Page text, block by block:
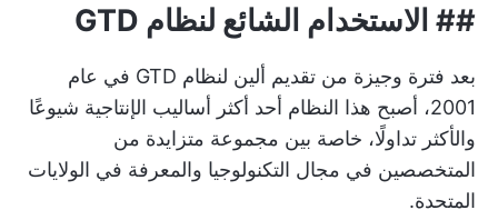
## الاستخدام الشائع لنظام GTD
بعد فترة وجيزة من تقديم ألين لنظام GTD في عام
2001، أصبح هذا النظام أحد أكثر أساليب الإنتاجية شيوعًا
والأكثر تداولًا، خاصة بين مجموعة متزايدة من
المتخصصين في مجال التكنولوجيا والمعرفة في الولايات
المتحدة.